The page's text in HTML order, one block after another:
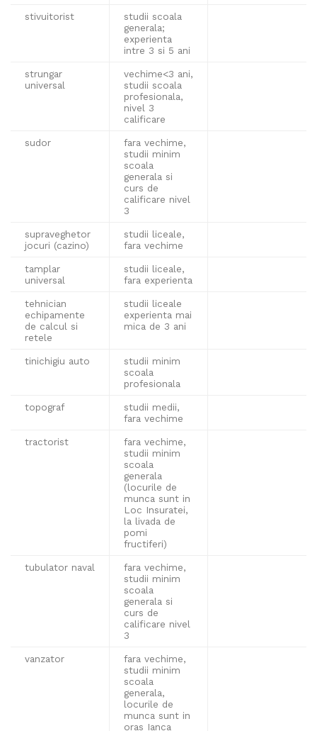
stivuitorist
studii scoala
generala;
experienta
intre 3 si 5 ani
strungar
universal
vechime<3 ani,
studii scoala
profesionala,
nivel 3
calificare
sudor
fara vechime,
studii minim
scoala
generala si
curs de
calificare nivel
3
supraveghetor
jocuri (cazino)
studii liceale,
fara vechime
tamplar
universal
studii liceale,
fara experienta
tehnician
echipamente
de calcul si
retele
studii liceale
experienta mai
mica de 3 ani
tinichigiu auto
studii minim
scoala
profesionala
topograf
studii medii,
fara vechime
tractorist
fara vechime,
studii minim
scoala
generala
(locurile de
munca sunt in
Loc Insuratei,
la livada de
pomi
fructiferi)
tubulator naval
fara vechime,
studii minim
scoala
generala si
curs de
calificare nivel
3
vanzator
fara vechime,
studii minim
scoala
generala,
locurile de
munca sunt in
oras Ianca